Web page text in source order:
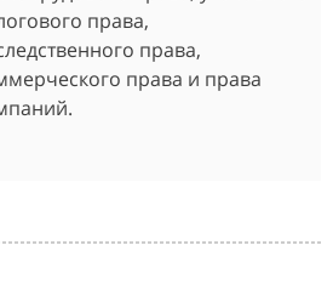
права,
права,
права и права